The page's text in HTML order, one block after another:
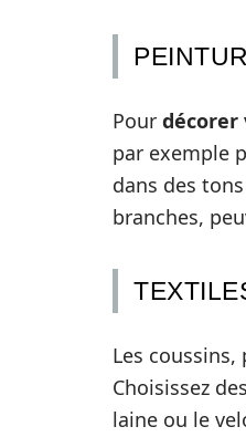
Pour décorer
par exemple
dans des
branches,
Les
Choisissez
laine ou le